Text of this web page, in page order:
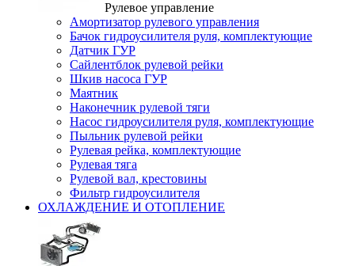
Рулевое управление
Амортизатор рулевого управления
Бачок гидроусилителя руля, комплектующие
Датчик ГУР
Сайлентблок рулевой рейки
Шкив насоса ГУР
Маятник
Наконечник рулевой тяги
Насос гидроусилителя руля, комплектующие
Пыльник рулевой рейки
Рулевая рейка, комплектующие
Рулевая тяга
Рулевой вал, крестовины
Фильтр гидроусилителя
ОХЛАЖДЕНИЕ И ОТОПЛЕНИЕ